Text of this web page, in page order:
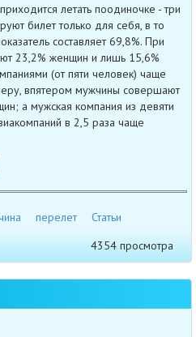
летать поодиночке - три
билет только для себя, в то
составляет 69,8%. При
23,2% женщин и лишь 15,6%
(от пяти человек) чаще
впятером мужчины совершают
а мужская компания из девяти
в 2,5 раза чаще
перелет
Статьи
4354 просмотра